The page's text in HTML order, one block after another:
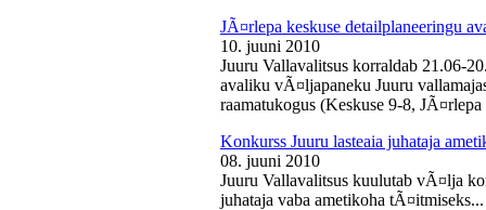
JÃ¤rlepa keskuse detailplaneeringu
10. juuni 2010
Juuru Vallavalitsus korraldab 21.06-
avaliku vÃ¤ljapaneku Juuru
raamatukogus (Keskuse 9-8,
Konkurss Juuru lasteaia juhataja
08. juuni 2010
Juuru Vallavalitsus kuulutab vÃ¤lja
juhataja vaba ametikoha tÃ¤itmiseks...